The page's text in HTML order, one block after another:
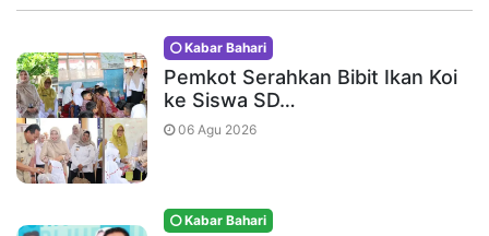
Kabar Bahari
Pemkot Serahkan Bibit Ikan Koi
ke Siswa SD…
06 Agu 2026
Kabar Bahari